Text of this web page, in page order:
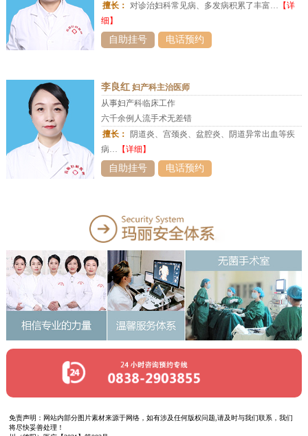
擅长： 对诊治妇科常见病、多发病积累了丰富… 【详
细】
自助挂号 电话预约
李良红妇产科主治医师
从事妇产科临床工作
六千余例人流手术无差错
擅长：
阴道炎、宫颈炎、盆腔炎、阴道异常出血等疾
病… 【详细】
自助挂号 电话预约
免责声明：网站内部分图片素材来源于网络，如有涉及任何版权问题,请及时与我们联系，我们
将尽快妥善处理！